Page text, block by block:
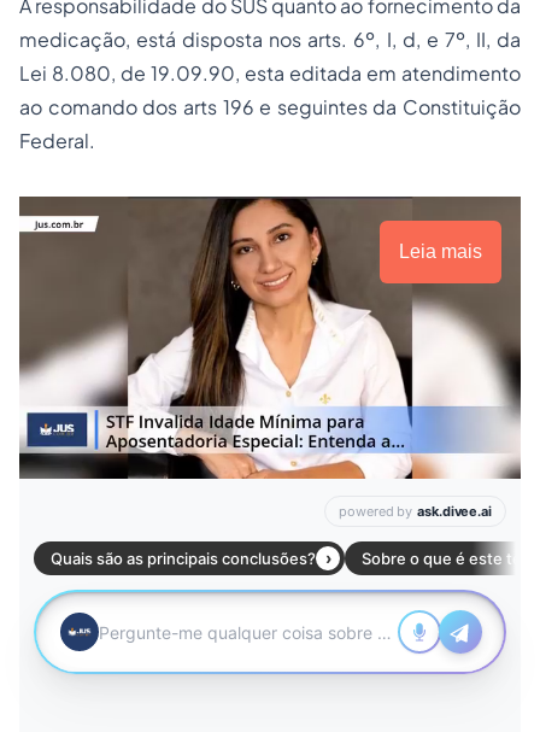
A responsabilidade do SUS quanto ao fornecimento da
medicação, está disposta nos arts. 6º, I, d, e 7º, II, da
Lei 8.080, de 19.09.90, esta editada em atendimento
ao comando dos arts 196 e seguintes da Constituição
Federal.
Leia mais